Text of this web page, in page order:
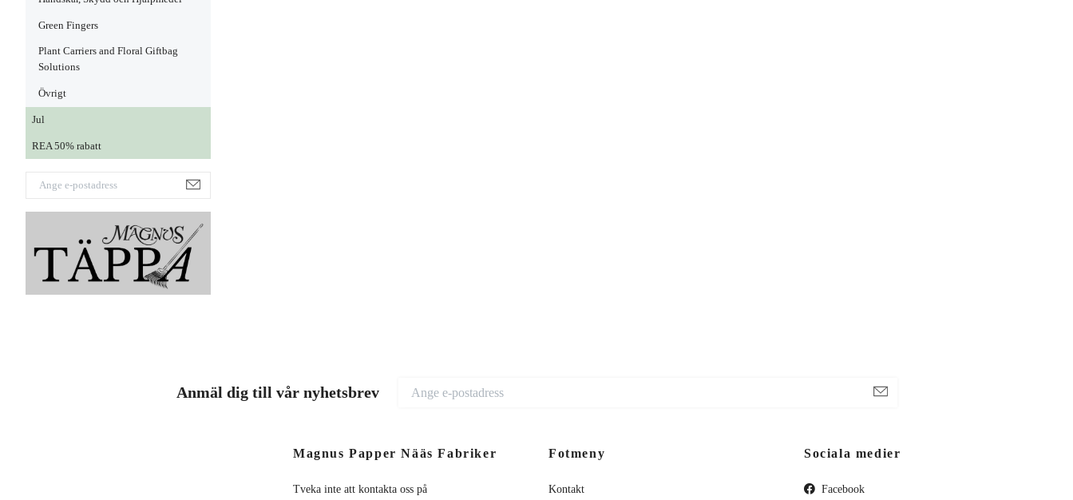
Green Fingers
Plant Carriers and Floral Giftbag
Solutions
Övrigt
Jul
REA 50% rabatt
Anmäl dig till vår nyhetsbrev
Magnus Papper Nääs Fabriker
Tveka inte att kontakta oss på
Fotmeny
Kontakt
Sociala medier
Facebook